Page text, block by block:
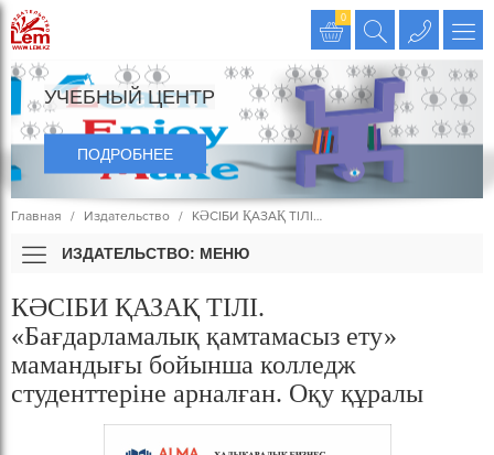
0
УЧЕБНЫЙ ЦЕНТР
ПОДРОБНЕЕ
Главная Издательство КӘСІБИ ҚАЗАҚ ТІЛІ…
ИЗДАТЕЛЬСТВО: МЕНЮ
КӘСІБИ ҚАЗАҚ ТІЛІ.
«Бағдарламалық қамтамасыз ету»
мамандығы бойынша колледж
студенттеріне арналған. Оқу құралы